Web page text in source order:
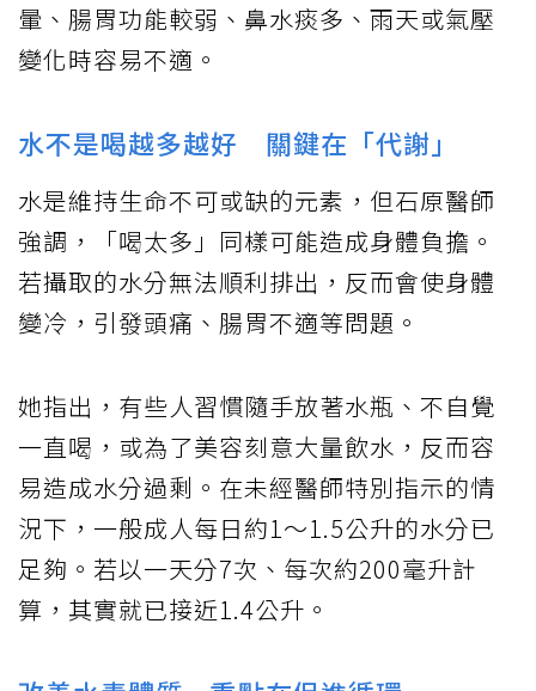
暈、腸胃功能較弱、鼻水痰多、雨天或氣壓
變化時容易不適。
水不是喝越多越好 關鍵在「代謝」
水是維持生命不可或缺的元素，但石原醫師
強調，「喝太多」同樣可能造成身體負擔。
若攝取的水分無法順利排出，反而會使身體
變冷，引發頭痛、腸胃不適等問題。
她指出，有些人習慣隨手放著水瓶、不自覺
一直喝，或為了美容刻意大量飲水，反而容
易造成水分過剩。在未經醫師特別指示的情
況下，一般成人每日約1～1.5公升的水分已
足夠。若以一天分7次、每次約200毫升計
算，其實就已接近1.4公升。